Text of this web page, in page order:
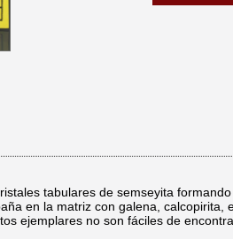
tabulares de semseyita
en la matriz con galena, calcopirita,
ejemplares no son fáciles de